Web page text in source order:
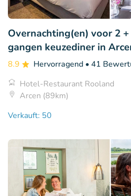
Overnachting(en) voor 2
gangen keuzediner in
8.9 Hervorragend • 41
Hotel-Restaurant Rooland
Arcen (89km)
Verkauft: 50